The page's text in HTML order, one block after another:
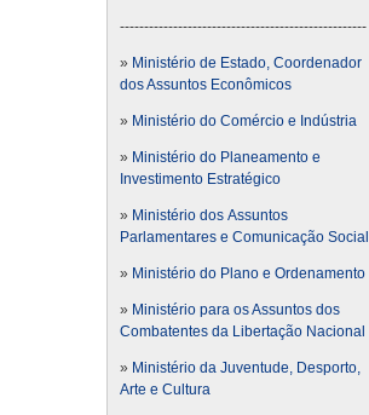
---------------------------------------------------
» Ministério de Estado, Coordenador
dos Assuntos Econômicos
» Ministério do Comércio e Indústria
» Ministério do Planeamento e
Investimento Estratégico
» Ministério dos Assuntos
Parlamentares e Comunicação Social
» Ministério do Plano e Ordenamento
» Ministério para os Assuntos dos
Combatentes da Libertação Nacional
» Ministério da Juventude, Desporto,
Arte e Cultura